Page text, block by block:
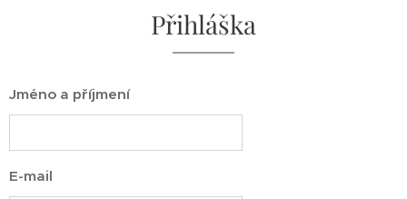
Přihláška
Jméno a příjmení
E-mail